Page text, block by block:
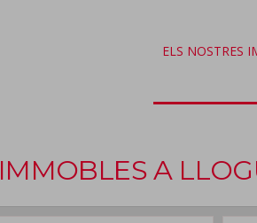
ELS NOSTRES
IMMOBLES A